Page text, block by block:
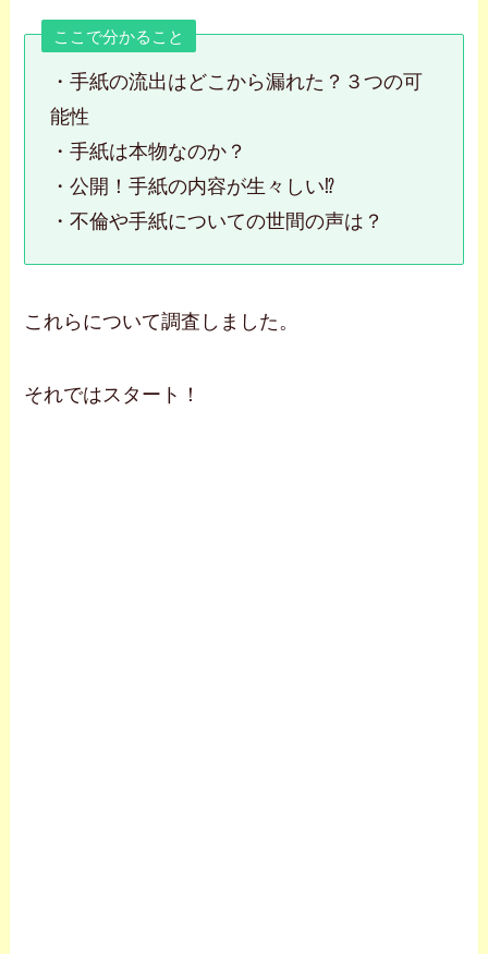
ここで分かること
・手紙の流出はどこから漏れた？３つの可
能性
・手紙は本物なのか？
・公開！手紙の内容が生々しい⁉
・不倫や手紙についての世間の声は？
これらについて調査しました。
それではスタート！